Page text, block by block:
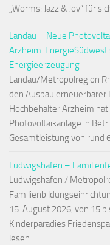
„Worms: Jazz & Joy“ für
Landau – Neue
Arzheim:
Energieerzeugung
Landau/Metropolregion
den Ausbau
Hochbehälter Arzheim
Photovoltaikanlage in
Gesamtleistung von rund
Ludwigshafen –
Ludwigshafen /
15. August 2026, von 15
Kinderparadies
lesen